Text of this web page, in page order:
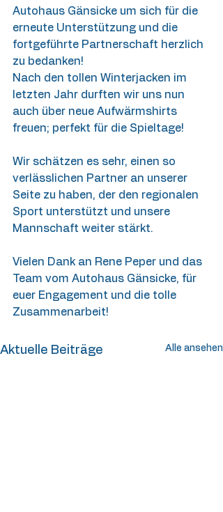
Autohaus Gänsicke um sich für die
erneute Unterstützung und die
fortgeführte Partnerschaft herzlich
zu bedanken!
Nach den tollen Winterjacken im
letzten Jahr durften wir uns nun
auch über neue Aufwärmshirts
freuen; perfekt für die Spieltage!
Wir schätzen es sehr, einen so
verlässlichen Partner an unserer
Seite zu haben, der den regionalen
Sport unterstützt und unsere
Mannschaft weiter stärkt.
Vielen Dank an Rene Peper und das
Team vom Autohaus Gänsicke, für
euer Engagement und die tolle
Zusammenarbeit!
Aktuelle Beiträge Alle ansehen